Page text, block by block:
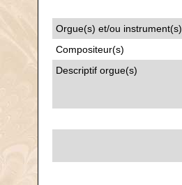
Orgue(s) et/ou instrument(s)
Compositeur(s)
Descriptif orgue(s)